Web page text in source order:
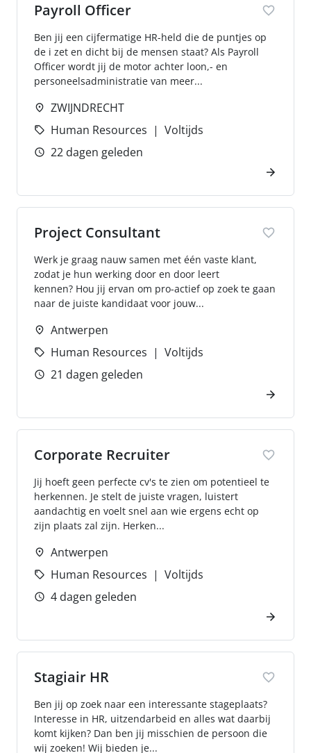
Payroll Officer
Ben jij een cijfermatige HR-held die de puntjes op
de i zet en dicht bij de mensen staat? Als Payroll
Officer wordt jij de motor achter loon,- en
personeelsadministratie van meer...
ZWIJNDRECHT
Human Resources
Voltijds
22 dagen geleden
Project Consultant
Werk je graag nauw samen met één vaste klant,
zodat je hun werking door en door leert
kennen? Hou jij ervan om pro-actief op zoek te gaan
naar de juiste kandidaat voor jouw...
Antwerpen
Human Resources
Voltijds
21 dagen geleden
Corporate Recruiter
Jij hoeft geen perfecte cv's te zien om potentieel te
herkennen. Je stelt de juiste vragen, luistert
aandachtig en voelt snel aan wie ergens echt op
zijn plaats zal zijn. Herken...
Antwerpen
Human Resources
Voltijds
4 dagen geleden
Stagiair HR
Ben jij op zoek naar een interessante stageplaats?
Interesse in HR, uitzendarbeid en alles wat daarbij
komt kijken? Dan ben jij misschien de persoon die
wij zoeken! Wij bieden je...